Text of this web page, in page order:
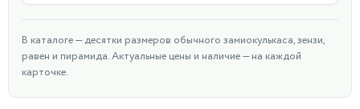
Замиокулькасом в кашпо "Оазис" "Дюна"!
В каталоге — десятки размеров обычного замиокулькаса, зензи,
равен и пирамида. Актуальные цены и наличие — на каждой
карточке.